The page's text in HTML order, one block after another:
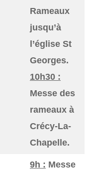
Rameaux
jusqu’à
l’église St
Georges.
10h30 :
Messe des
rameaux à
Crécy-La-
Chapelle.
9h : Messe